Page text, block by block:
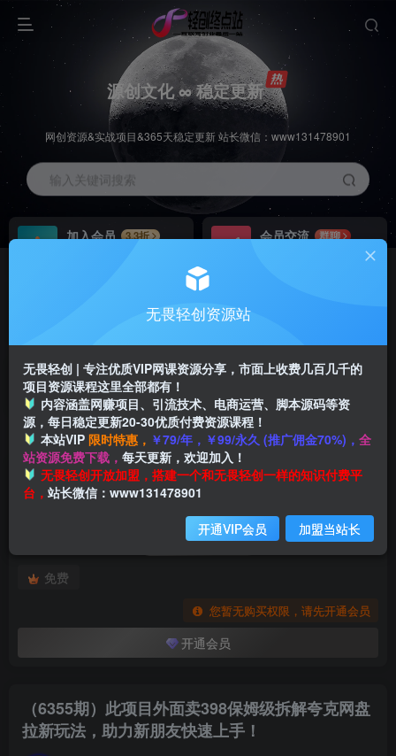
源创文化 ∞ 稳定更新
网创资源&实战项目&365天稳定更新 站长微信：www131478901
输入关键词搜索
加入会员
3.3折
会员交流
群聊
推广返佣高达70%
首页 创业课程 会员专属 正文
此内容为付费阅读，请付费后查看
会员专属资源
免费
您暂无购买权限，请先开通会员
开通会员
付费阅读
（6355期）此项目外面卖398保姆级拆解夸克网盘
拉新玩法，助力新朋友快速上手！
无畏轻创资源站
无畏轻创 | 专注优质VIP网课资源分享，市面上收费几百几千的
项目资源课程这里全部都有！
内容涵盖网赚项目、引流技术、电商运营、脚本源码等资
源，每日稳定更新20-30优质付费资源课程！
本站VIP 限时特惠， ￥79/年，￥99/永久 (推广佣金70%)， 全
站资源免费下载， 每天更新，欢迎加入！
无畏轻创开放加盟，搭建一个和无畏轻创一样的知识付费平
台， 站长微信：www131478901
开通VIP会员 加盟当站长